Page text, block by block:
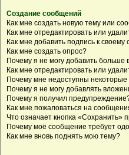
Создание сообщений
Как мне создать новую тему или
Как мне отредактировать или
Как мне добавить подпись к
Как мне создать опрос?
Почему я не могу добавить больше
Как мне отредактировать или
Почему мне недоступны
Почему я не могу добавлять
Почему я получил
Как мне пожаловаться на
Что означает кнопка «Сохранить»
Почему моё сообщение требует
Как мне вновь поднять мою тему?